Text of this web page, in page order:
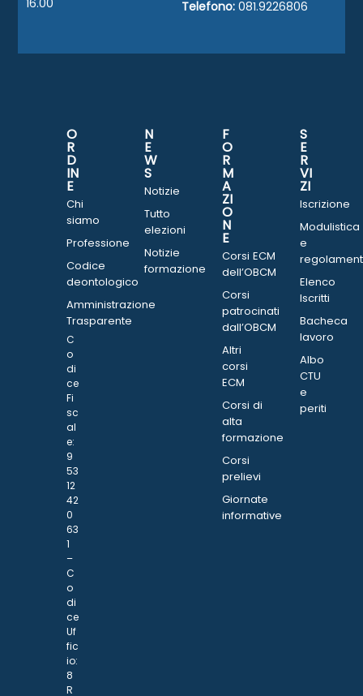
16.00
Telefono: 081.9226806
O
R
D
IN
E
Chi
siamo
Professione
Codice
deontologico
Amministrazione
Trasparente
C
o
di
ce
Fi
sc
al
e:
9
53
12
42
0
63
1
–
C
o
di
ce
Uf
fic
io:
8
R
N
E
W
S
Notizie
Tutto
elezioni
Notizie
formazione
F
O
R
M
A
ZI
O
N
E
Corsi ECM
dell’OBCM
Corsi
patrocinati
dall’OBCM
Altri
corsi
ECM
Corsi di
alta
formazione
Corsi
prelievi
Giornate
informative
S
E
R
VI
ZI
Iscrizione
Modulistica
e
Elenco
Iscritti
Bacheca
lavoro
Albo
CTU
e
periti